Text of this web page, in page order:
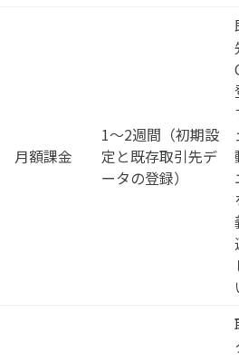
月額課金
1〜2週間（初期設
定と既存取引先デ
ータの登録）